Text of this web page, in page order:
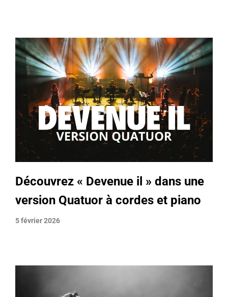
Découvrez « Devenue il » dans une
version Quatuor à cordes et piano
5 février 2026